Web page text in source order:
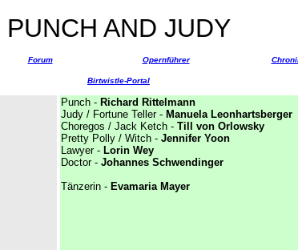
PUNCH AND JUDY
Forum Opernführer
Birtwistle-Portal
Punch - Richard Rittelmann
Judy / Fortune Teller - Manuela Leonhartsberger
Choregos / Jack Ketch - Till von Orlowsky
Pretty Polly / Witch - Jennifer Yoon
Lawyer - Lorin Wey
Doctor - Johannes Schwendinger
Tänzerin - Evamaria Mayer